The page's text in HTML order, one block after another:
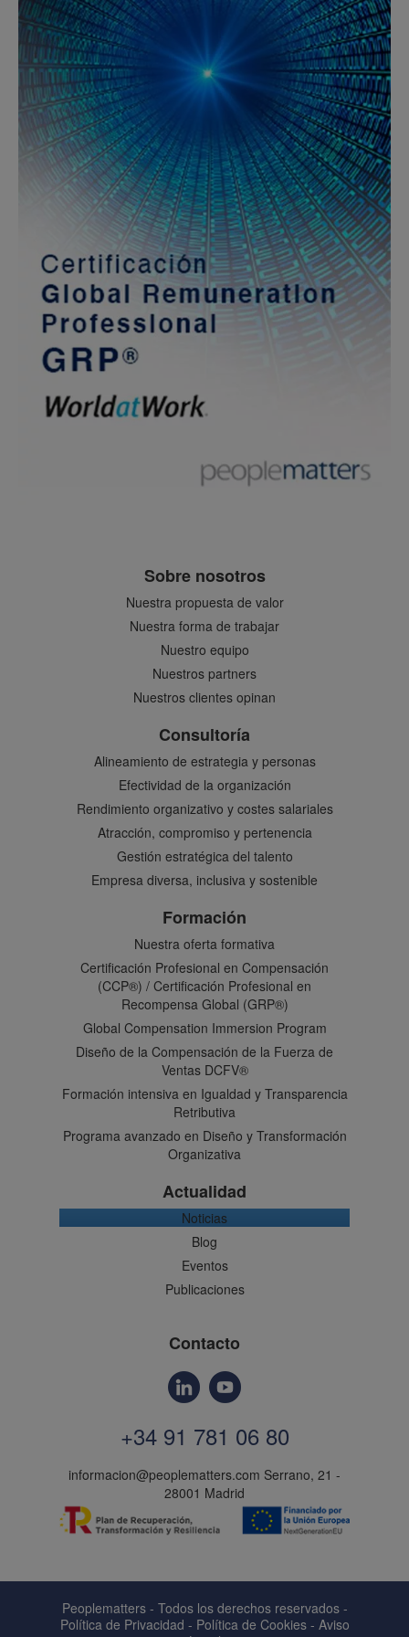
Sobre nosotros
Nuestra propuesta de valor
Nuestra forma de trabajar
Nuestro equipo
Nuestros partners
Nuestros clientes opinan
Consultoría
Alineamiento de estrategia y personas
Efectividad de la organización
Rendimiento organizativo y costes salariales
Atracción, compromiso y pertenencia
Gestión estratégica del talento
Empresa diversa, inclusiva y sostenible
Formación
Nuestra oferta formativa
Certificación Profesional en Compensación
(CCP®) / Certificación Profesional en
Recompensa Global (GRP®)
Global Compensation Immersion Program
Diseño de la Compensación de la Fuerza de
Ventas DCFV®
Formación intensiva en Igualdad y Transparencia
Retributiva
Programa avanzado en Diseño y Transformación
Organizativa
Actualidad
Noticias
Blog
Eventos
Publicaciones
Contacto
+34 91 781 06 80
informacion@peoplematters.com Serrano, 21 -
28001 Madrid
Peoplematters - Todos los derechos reservados -
Política de Privacidad - Política de Cookies- Aviso